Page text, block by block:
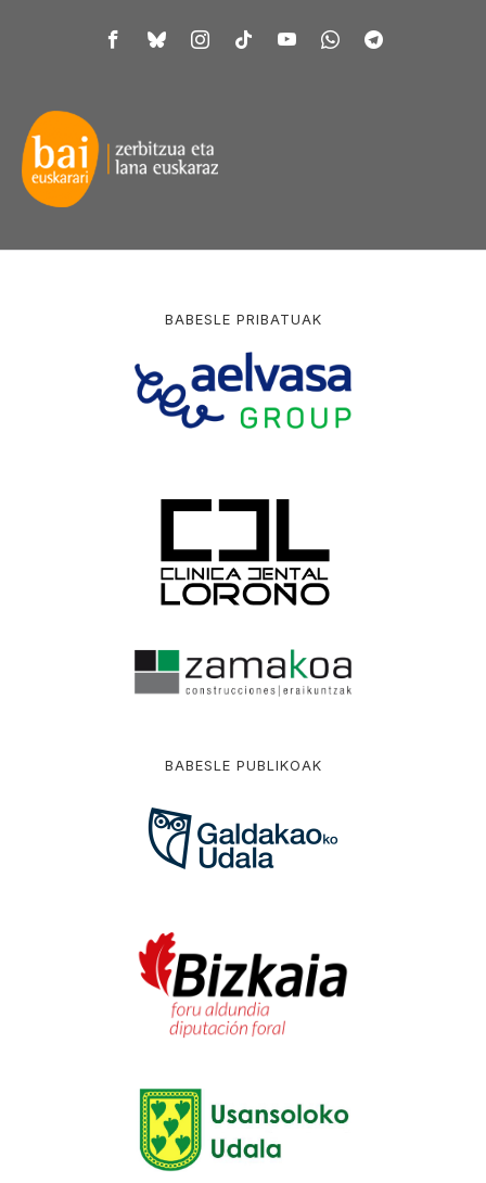
BABESLE PRIBATUAK
BABESLE PUBLIKOAK